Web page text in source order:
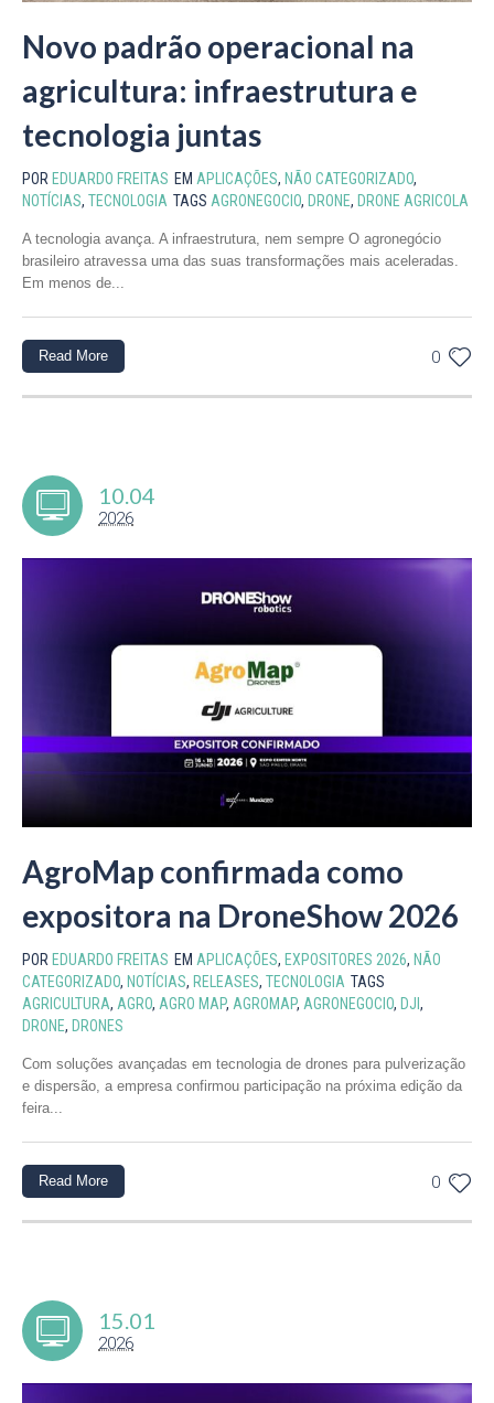
Novo padrão operacional na
agricultura: infraestrutura e
tecnologia juntas
POR EDUARDO FREITAS EM APLICAÇÕES, NÃO CATEGORIZADO,
NOTÍCIAS, TECNOLOGIA TAGS AGRONEGOCIO, DRONE, DRONE AGRICOLA
A tecnologia avança. A infraestrutura, nem sempre O agronegócio
brasileiro atravessa uma das suas transformações mais aceleradas.
Em menos de...
0
Read More
10.04
2026
AgroMap confirmada como
expositora na DroneShow 2026
POR EDUARDO FREITAS EM APLICAÇÕES, EXPOSITORES 2026, NÃO
CATEGORIZADO, NOTÍCIAS, RELEASES, TECNOLOGIA TAGS
AGRICULTURA, AGRO, AGRO MAP, AGROMAP, AGRONEGOCIO, DJI ,
DRONE, DRONES
Com soluções avançadas em tecnologia de drones para pulverização
e dispersão, a empresa confirmou participação na próxima edição da
feira...
0
Read More
15.01
2026